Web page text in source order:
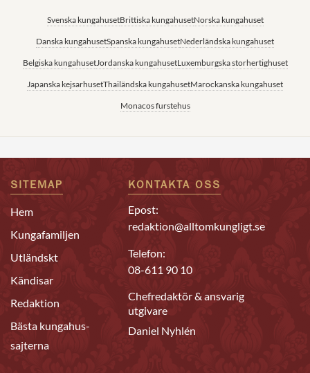
Svenska kungahusetBrittiska kungahusetNorska kungahuset
Danska kungahusetSpanska kungahusetNederländska kungahuset
Belgiska kungahusetJordanska kungahusetLuxemburgska storhertighuset
Japanska kejsarhusetThailändska kungahusetMarockanska kungahuset
Monacos furstehus
SITEMAP
Hem
Kungafamiljen
Utländskt
Kändisar
Redaktion
Bästa kungahus-
sajterna
KONTAKTA OSS
Epost:
redaktion@alltomkungligt.se
Telefon:
08-611 90 10
Chefredaktör & ansvarig
utgivare
Daniel Nyhlén